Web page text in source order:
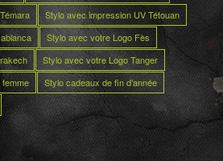
Stylo avec impression UV Tétouan
Stylo avec votre Logo Fès
Stylo avec votre Logo Tanger
Stylo cadeaux de fin d’année